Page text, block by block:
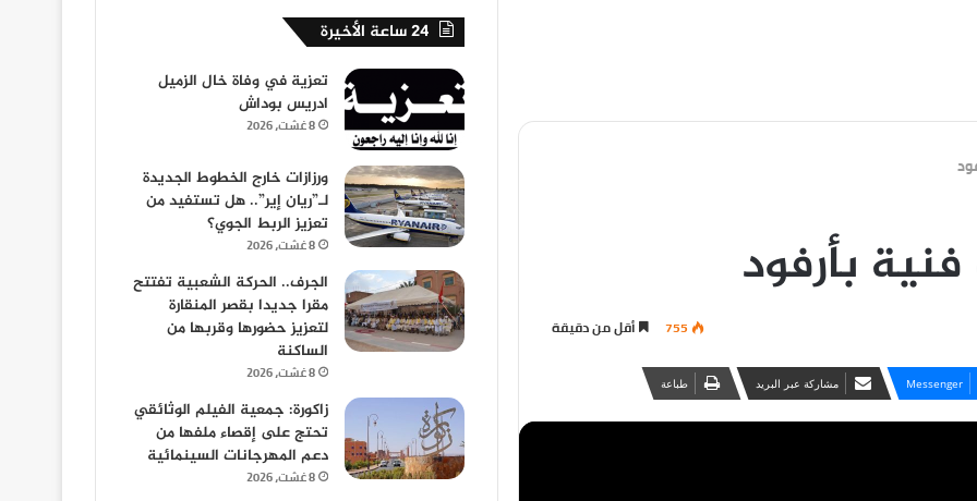
بأرفود
755 أقل من دقيقة
Messenger مشاركة عبر البريد طباعة
24 ساعة الأخيرة
تعزية في وفاة خال الزميل
ادريس بوداش
8 غشت، 2026
ورزازات خارج الخطوط الجديدة
لـ”ريان إير”.. هل تستفيد من
تعزيز الربط الجوي؟
8 غشت، 2026
الجرف.. الحركة الشعبية تفتتح
مقرا جديدا بقصر المنقارة
لتعزيز حضورها وقربها من
الساكنة
8 غشت، 2026
زاكورة: جمعية الفيلم الوثائقي
تحتج على إقصاء ملفها من
دعم المهرجانات السينمائية
8 غشت، 2026